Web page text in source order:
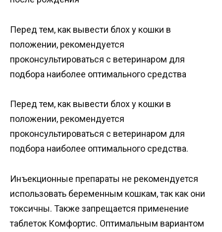
Перед тем, как вывести блох у кошки в
положении, рекомендуется
проконсультироваться с ветеринаром для
подбора наиболее оптимального средства
Перед тем, как вывести блох у кошки в
положении, рекомендуется
проконсультироваться с ветеринаром для
подбора наиболее оптимального средства.
Инъекционные препараты не рекомендуется
использовать беременным кошкам, так как они
токсичны. Также запрещается применение
таблеток Комфортис. Оптимальным вариантом